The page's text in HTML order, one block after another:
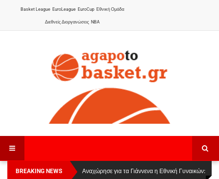
Basket League EuroLeague EuroCup Εθνική Ομάδα
Διεθνείς Διοργανώσεις NBA
BREAKING NEWS
Οι Πάνθηρες Καβάλας στην Women Basketball
Αναχώρησε για τα Γιάννενα η Εθνική Γυναικών: